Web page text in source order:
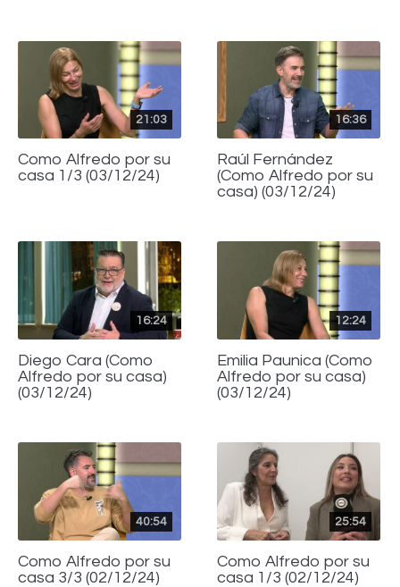
21:03
Como Alfredo por su
casa 1/3 (03/12/24)
16:36
Raúl Fernández
(Como Alfredo por su
casa) (03/12/24)
16:24
Diego Cara (Como
Alfredo por su casa)
(03/12/24)
12:24
Emilia Paunica (Como
Alfredo por su casa)
(03/12/24)
40:54
Como Alfredo por su
casa 3/3 (02/12/24)
25:54
Como Alfredo por su
casa 1/3 (02/12/24)